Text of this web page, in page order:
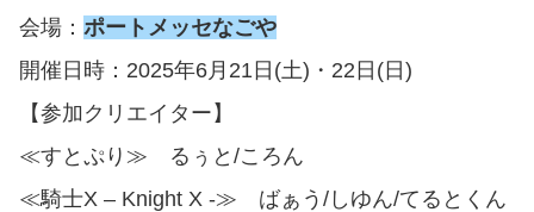
会場： ポートメッセなごや
開催日時：2025年6月21日(土)・22日(日)
【参加クリエイター】
≪すとぷり≫ るぅと/ころん
≪騎士X – Knight X -≫ ばぁう/しゆん/てるとくん